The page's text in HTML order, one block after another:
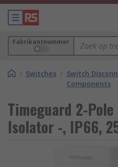
Fabrikantnummer
/ Switches / Switch
Components
Timeguard 2-
Isolator -, IP66,